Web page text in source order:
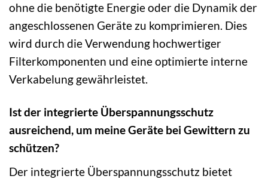
ohne die benötigte Energie oder die Dynamik der
angeschlossenen Geräte zu komprimieren. Dies
wird durch die Verwendung hochwertiger
Filterkomponenten und eine optimierte interne
Verkabelung gewährleistet.
Ist der integrierte Überspannungsschutz
ausreichend, um meine Geräte bei Gewittern zu
schützen?
Der integrierte Überspannungsschutz bietet